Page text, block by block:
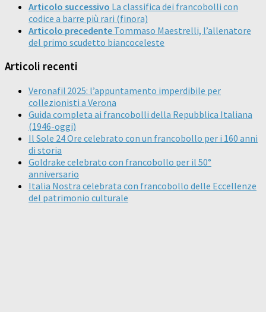
Articolo successivo La classifica dei francobolli con
codice a barre più rari (finora)
Articolo precedente Tommaso Maestrelli, l’allenatore
del primo scudetto biancoceleste
Articoli recenti
Veronafil 2025: l’appuntamento imperdibile per
collezionisti a Verona
Guida completa ai francobolli della Repubblica Italiana
(1946-oggi)
Il Sole 24 Ore celebrato con un francobollo per i 160 anni
di storia
Goldrake celebrato con francobollo per il 50°
anniversario
Italia Nostra celebrata con francobollo delle Eccellenze
del patrimonio culturale